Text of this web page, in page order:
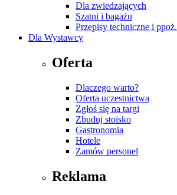
Dla zwiedzających
Szatni i bagażu
Przepisy techniczne i ppoż.
Dla Wystawcy
Oferta
Dlaczego warto?
Oferta uczestnictwa
Zgłoś się na targi
Zbuduj stoisko
Gastronomia
Hotele
Zamów personel
Reklama